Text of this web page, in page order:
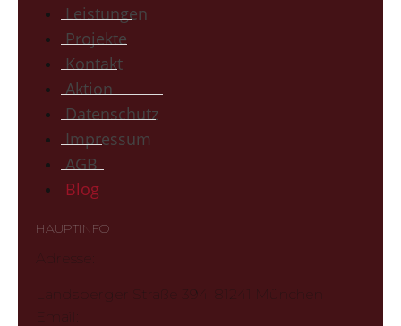
Leistungen
Projekte
Kontakt
Aktion
Datenschutz
Impressum
AGB
Blog
HAUPTINFO
Adresse:
Landsberger Straße 394, 81241 München
Email: